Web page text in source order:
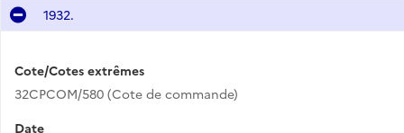
1932.
Cote/Cotes extrêmes
32CPCOM/580 (Cote de commande)
Date